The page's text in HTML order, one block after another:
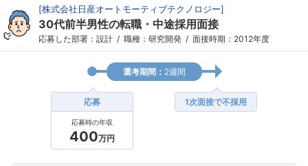
[株式会社日産オートモーティブテクノロジー]
30代前半男性の転職・中途採用面接
応募した部署：設計 職種：研究開発 面接時期：2012年度
選考期間： 2週間
応募
応募時の年収
400万円
1次面接で不採用